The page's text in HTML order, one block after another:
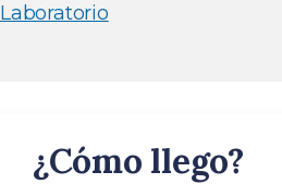
Laboratorio
¿Cómo llego?